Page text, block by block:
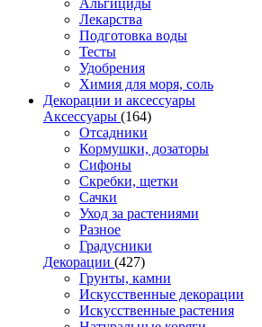
Лекарства
Подготовка воды
Тесты
Удобрения
Химия для моря, соль
Декорации и аксессуары
Аксессуары (164)
Отсадники
Кормушки, дозаторы
Сифоны
Скребки, щетки
Сачки
Уход за растениями
Разное
Градусники
Декорации (427)
Грунты, камни
Искусственные декорации
Искусственные растения